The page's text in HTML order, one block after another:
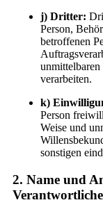
j) Dritter:
Person,
betroffenen
verarbeiten.
k)
Person
Weise und
sonstigen
2. Name und